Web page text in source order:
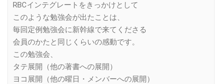
RBCインテグレートをきっかけとして
このような勉強会が出たことは、
毎回定例勉強会に新幹線で来てくださる
会員のかたと同じくらいの感動です。
この勉強会、
タテ展開（他の著書への展開）
ヨコ展開（他の曜日・メンバーへの展開）